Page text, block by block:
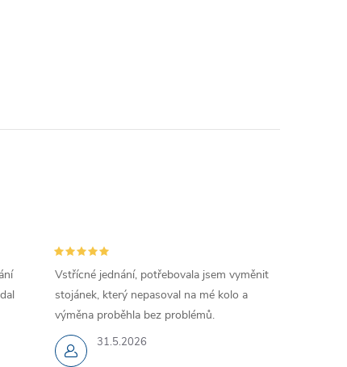
31.5.2026
Vstřícné jednání, potřebovala jsem vyměnit
stojánek, který nepasoval na mé kolo a
výměna proběhla bez problémů.